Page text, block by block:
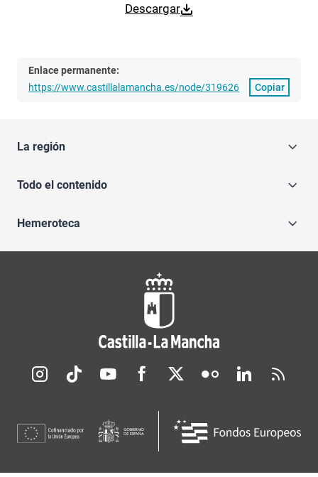
Descargar
Enlace permanente:
https://www.castillalamancha.es/node/319626
Copiar
La región
Todo el contenido
Hemeroteca
Redes sociales JCCM